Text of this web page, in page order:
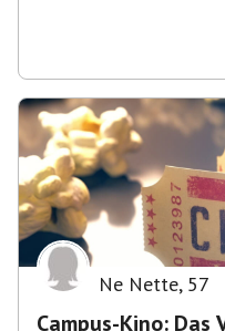
Ne Nette, 57
Campus-Kino: Das